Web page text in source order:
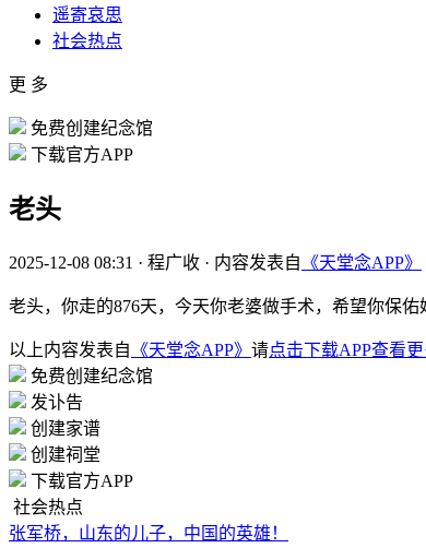
遥寄哀思
社会热点
更 多
免费创建纪念馆
下载官方APP
老头
2025-12-08 08:31 · 程广收 · 内容发表自 《天堂念APP》
老头，你走的876天，今天你老婆做手术，希望你保
以上内容发表自 《天堂念APP》 请点击下载APP查看
免费创建纪念馆
发讣告
创建家谱
创建祠堂
下载官方APP
社会热点
张军桥，山东的儿子，中国的英雄！